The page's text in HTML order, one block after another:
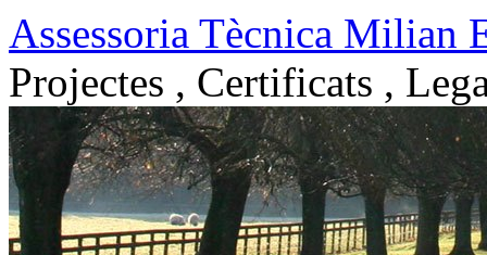
Vés
al
contingut
Assessoria Tècnica Milian
Projectes , Certificats ,